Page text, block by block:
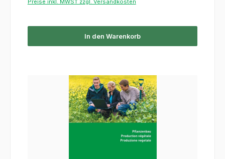
Preise inkl. MWST zzgl. Versandkosten
In den Warenkorb